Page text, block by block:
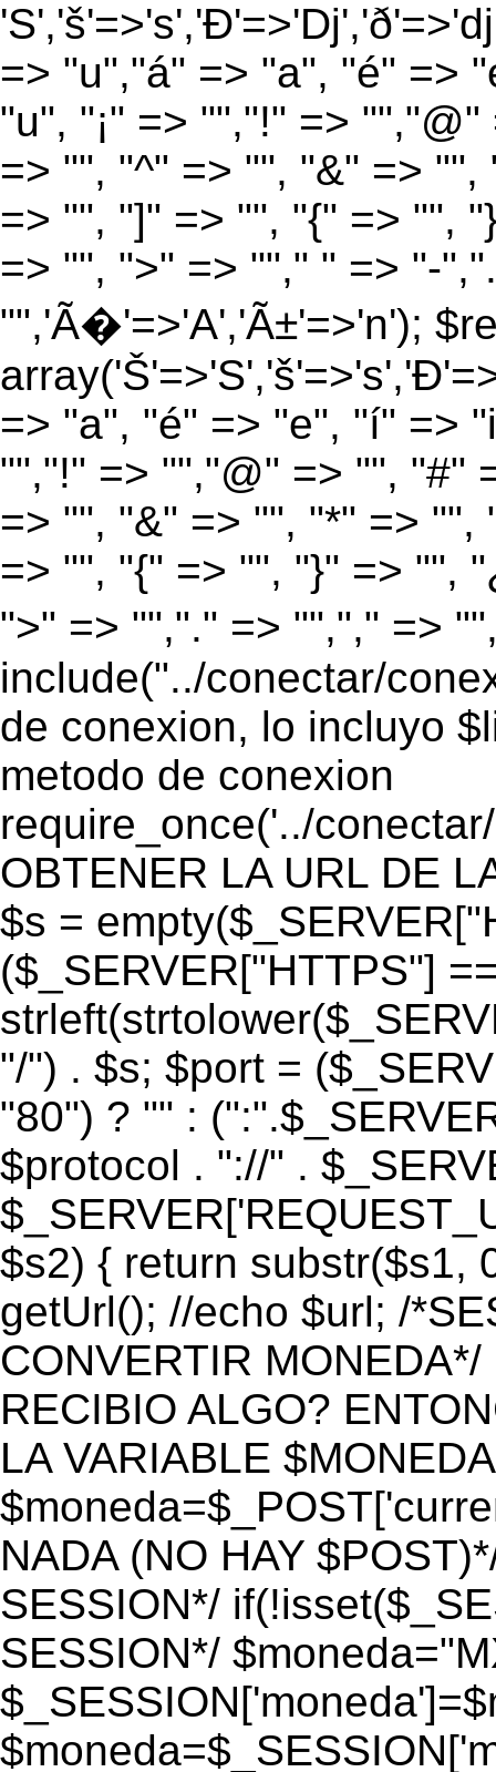
=> "u","á" => "a", "é" =>
"u", "¡" => "","!" =>
=> "", "^" => "", "&" =>
=> "", "]" => "", "{" => "",
=> "", ">" => ""," " => "-
"",'Ã�'=>'A','Ã±'=>'n');
=> "a", "é" => "e", "í" =>
"","!" => "","@" => "", "#"
=> "", "&" => "", "*" =>
=> "", "{" => "", "}" => "",
">" => "","." => "","," =>
include("../conectar/
de conexion, lo incluyo
metodo de conexion
require_once('../
OBTENER LA URL DE
$s =
($_SERVER["HTTPS"]
"/") . $s; $port =
"80") ? "" :
$protocol . "://" .
$s2) { return substr($s1,
getUrl(); //echo $url; /
CONVERTIR
RECIBIO ALGO?
LA VARIABLE
NADA (NO HAY
SESSION*/
SESSION*/